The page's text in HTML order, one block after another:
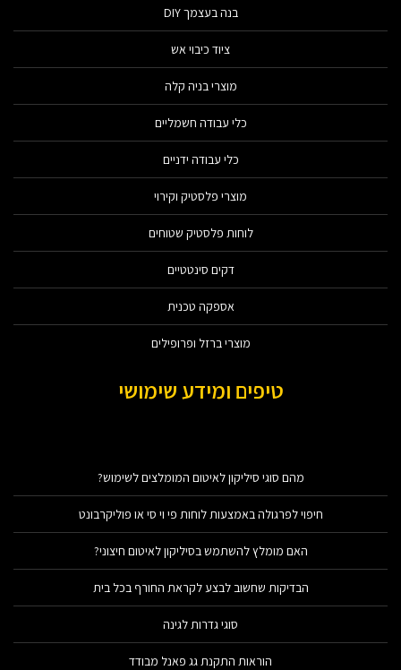
בנה בעצמך DIY
ציוד כיבוי אש
מוצרי בניה קלה
כלי עבודה חשמליים
כלי עבודה ידניים
מוצרי פלסטיק וקירוי
לוחות פלסטיק שטוחים
דקים סינטטיים
אספקה טכנית
מוצרי ברזל ופרופילים
טיפים ומידע שימושי
מהם סוגי סיליקון לאיטום המומלצים לשימוש?
חיפוי לפרגולה באמצעות לוחות פי וי סי או פוליקרבונט
האם מומלץ להשתמש בסיליקון לאיטום חיצוני?
הבדיקות שחשוב לבצע לקראת החורף בכל בית
סוגי גדרות לגינה
הוראות התקנת גג פאנל מבודד